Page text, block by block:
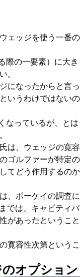
ェッジを使う一番の
際の一要素）に大き
。
になったからと言っ
いうわけではないの
なっているが、とは
は、ウェッジの寛容
ゴルファーが特定の
てどう作用するのか
、ボーケイの調査に
では、キャビティバ
があったということ
寛容性次第というこ
オプション